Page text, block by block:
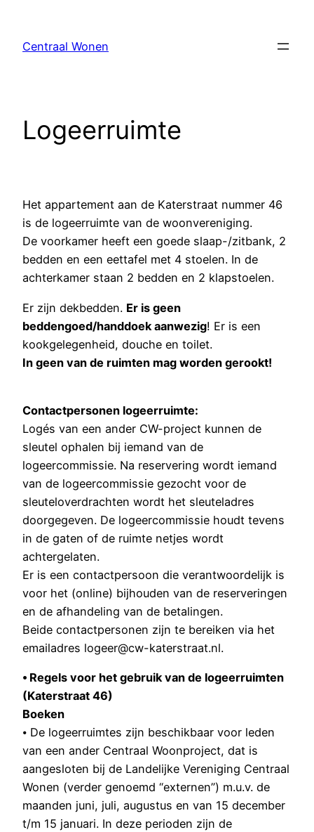
content
Centraal Wonen
Logeerruimte
Het appartement aan de Katerstraat nummer 46
is de logeerruimte van de woonvereniging.
De voorkamer heeft een goede slaap-/zitbank, 2
bedden en een eettafel met 4 stoelen. In de
achterkamer staan 2 bedden en 2 klapstoelen.
Er zijn dekbedden. Er is geen
beddengoed/handdoek aanwezig! Er is een
kookgelegenheid, douche en toilet.
In geen van de ruimten mag worden gerookt!
Contactpersonen logeerruimte:
Logés van een ander CW-project kunnen de
sleutel ophalen bij iemand van de
logeercommissie. Na reservering wordt iemand
van de logeercommissie gezocht voor de
sleuteloverdrachten wordt het sleuteladres
doorgegeven. De logeercommissie houdt tevens
in de gaten of de ruimte netjes wordt
achtergelaten.
Er is een contactpersoon die verantwoordelijk is
voor het (online) bijhouden van de reserveringen
en de afhandeling van de betalingen.
Beide contactpersonen zijn te bereiken via het
emailadres logeer@cw-katerstraat.nl.
⦁ Regels voor het gebruik van de logeerruimten
(Katerstraat 46)
Boeken
⦁ De logeerruimtes zijn beschikbaar voor leden
van een ander Centraal Woonproject, dat is
aangesloten bij de Landelijke Vereniging Centraal
Wonen (verder genoemd “externen”) m.u.v. de
maanden juni, juli, augustus en van 15 december
t/m 15 januari. In deze perioden zijn de